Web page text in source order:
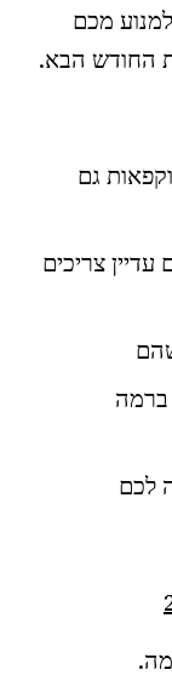
מכם
החודש הבא.
גם
צריכים
ברמה
לכם